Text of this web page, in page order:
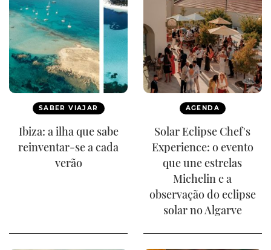
SABER VIAJAR
Ibiza: a ilha que sabe
reinventar-se a cada
verão
AGENDA
Solar Eclipse Chef's
Experience: o evento
que une estrelas
Michelin e a
observação do eclipse
solar no Algarve